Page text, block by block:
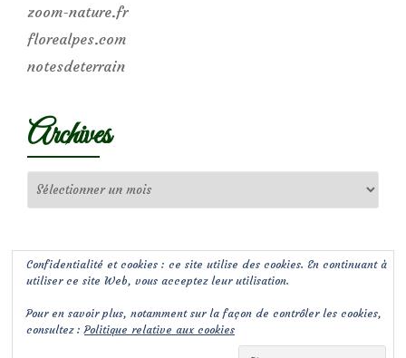
zoom-nature.fr
florealpes.com
notesdeterrain
Archives
Confidentialité et cookies : ce site utilise des cookies. En continuant à
utiliser ce site Web, vous acceptez leur utilisation.
Pour en savoir plus, notamment sur la façon de contrôler les cookies,
consultez :Politique relative aux cookies